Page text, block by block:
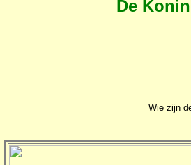
De
Wie zijn